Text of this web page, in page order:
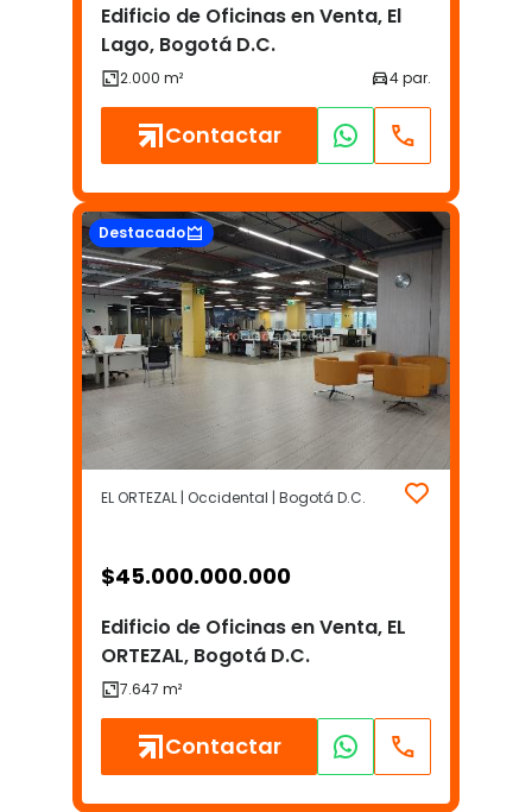
Edificio de Oficinas en Venta, El
Lago, Bogotá D.C.
Contactar
Destacado
EL ORTEZAL | Occidental | Bogotá D.C.
$45.000.000.000
Edificio de Oficinas en Venta, EL
ORTEZAL, Bogotá D.C.
Contactar